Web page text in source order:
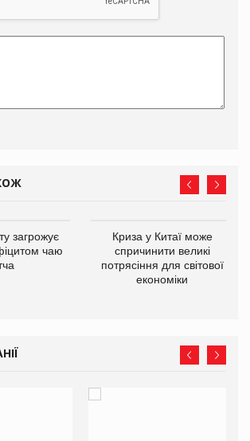
загрожує
чаю
Криза у Китаї може
спричинити великі
потрясіння для світової
економіки